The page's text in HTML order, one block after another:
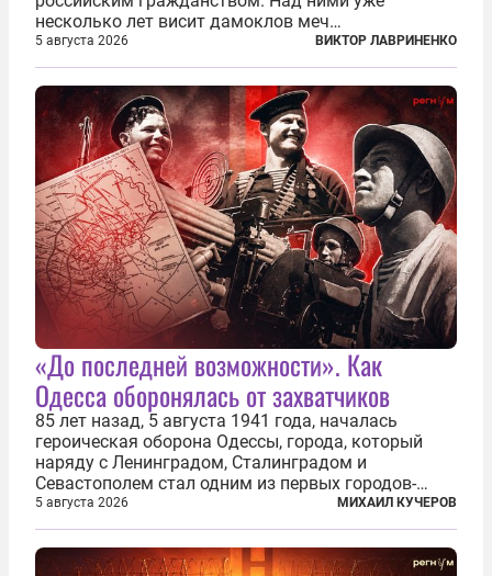
несколько лет висит дамоклов меч
насильственного выдворения. Некоторых уже
депортировали, а многие уехали сами, не
дожидаясь изгнания из родных домов. Пожилых
людей, проваливших...
5 августа 2026 ВИКТОР ЛАВРИНЕНКО
«До последней возможности». Как
Одесса оборонялась от захватчиков
85 лет назад, 5 августа 1941 года, началась
героическая оборона Одессы, города, который
наряду с Ленинградом, Сталинградом и
Севастополем стал одним из первых городов-
героев. Историки приводят фразу из телеграммы
Иосифа Сталина, датированной сентябрем 1941-
го: «Прошу героических участников обороны...
5 августа 2026 МИХАИЛ КУЧЕРОВ